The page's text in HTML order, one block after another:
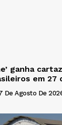
ganha
em 27
De Agosto De